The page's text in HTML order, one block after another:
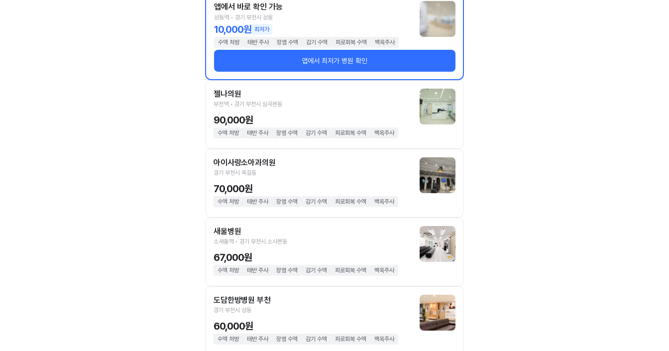
앱에서 바로 확인 가능
상동역 • 경기 부천시 상동
10,000원 최저가
수액 처방
태반 주사 장염 수액 감기 수액 피로회복 수액 백옥주사
앱에서 최저가 병원 확인
젤나의원
부천역 • 경기 부천시 심곡본동
90,000원
수액 처방 태반 주사 장염 수액 감기 수액 피로회복 수액 백옥주사
아이사랑소아과의원
경기 부천시 옥길동
70,000원
수액 처방 태반 주사 장염 수액 감기 수액 피로회복 수액 백옥주사
새울병원
소새울역 • 경기 부천시 소사본동
67,000원
수액 처방 태반 주사 장염 수액 감기 수액 피로회복 수액 백옥주사
도담한방병원 부천
경기 부천시 상동
60,000원
수액 처방 태반 주사 장염 수액 감기 수액 피로회복 수액 백옥주사